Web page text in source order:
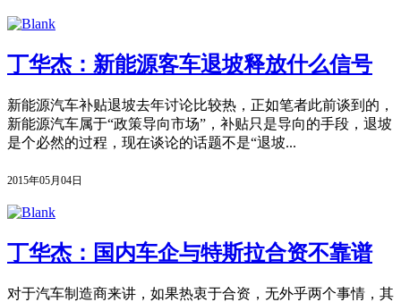
丁华杰：新能源客车退坡释放什么信号
新能源汽车补贴退坡去年讨论比较热，正如笔者此前谈到的，
新能源汽车属于“政策导向市场”，补贴只是导向的手段，退坡
是个必然的过程，现在谈论的话题不是“退坡...
2015年05月04日
丁华杰：国内车企与特斯拉合资不靠谱
对于汽车制造商来讲，如果热衷于合资，无外乎两个事情，其